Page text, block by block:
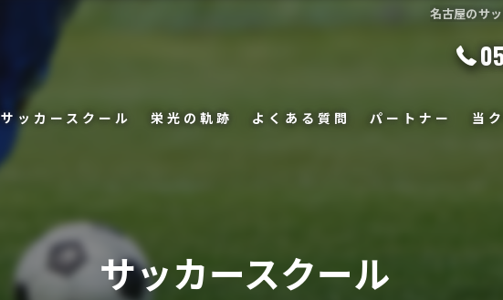
名古屋のサ
サッカースクール 栄光の軌跡 よくある質問 パートナー 当
サッカースクール